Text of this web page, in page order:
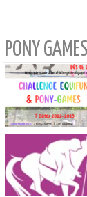
PONY GAMES